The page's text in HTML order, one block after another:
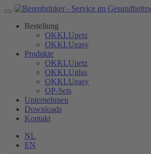
Bestellung
OKKLUpetz
OKKLUeasy
Produkte
OKKLUpetz
OKKLUglas
OKKLUeasy
OP-Sets
Unternehmen
Downloads
Kontakt
NL
EN